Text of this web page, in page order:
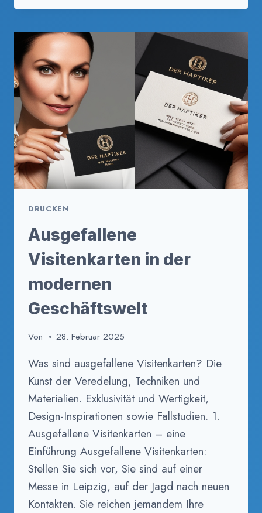
DER
EINDRUCK
DRUCKEN
Ausgefallene
Visitenkarten in der
modernen
Geschäftswelt
Von 28. Februar 2025
Was sind ausgefallene Visitenkarten? Die
Kunst der Veredelung, Techniken und
Materialien. Exklusivität und Wertigkeit,
Design-Inspirationen sowie Fallstudien. 1.
Ausgefallene Visitenkarten – eine
Einführung Ausgefallene Visitenkarten:
Stellen Sie sich vor, Sie sind auf einer
Messe in Leipzig, auf der Jagd nach neuen
Kontakten. Sie reichen jemandem Ihre